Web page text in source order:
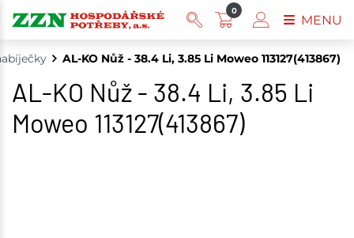
AL-KO Nůž - 38.4 Li, 3.85 Li Moweo 113127(413867)
AL-KO Nůž - 38.4 Li, 3.85 Li
Moweo 113127(413867)
0
MENU